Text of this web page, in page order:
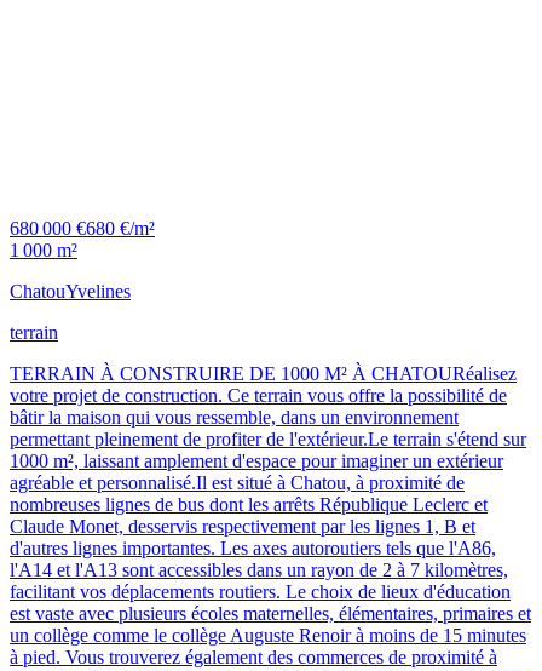
680 000 €680 €/m²
1 000 m²
ChatouYvelines
terrain
TERRAIN À CONSTRUIRE DE 1000 M² À CHATOURéalisez
votre projet de construction. Ce terrain vous offre la possibilité de
bâtir la maison qui vous ressemble, dans un environnement
permettant pleinement de profiter de l'extérieur.Le terrain s'étend sur
1000 m², laissant amplement d'espace pour imaginer un extérieur
agréable et personnalisé.Il est situé à Chatou, à proximité de
nombreuses lignes de bus dont les arrêts République Leclerc et
Claude Monet, desservis respectivement par les lignes 1, B et
d'autres lignes importantes. Les axes autoroutiers tels que l'A86,
l'A14 et l'A13 sont accessibles dans un rayon de 2 à 7 kilomètres,
facilitant vos déplacements routiers. Le choix de lieux d'éducation
est vaste avec plusieurs écoles maternelles, élémentaires, primaires et
un collège comme le collège Auguste Renoir à moins de 15 minutes
à pied. Vous trouverez également des commerces de proximité à